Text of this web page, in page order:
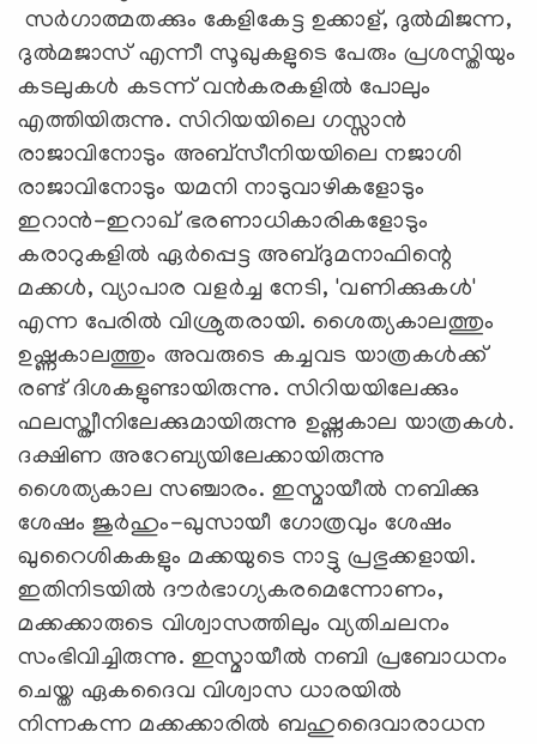
സർഗാത്മതക്കും കേളികേട്ട ഉക്കാള്, ദുല്‍മിജന്ന,
ദുല്‍മജാസ് എന്നീ സൂഖുകളുടെ പേരും പ്രശസ്തിയും
കടലുകള്‍ കടന്ന് വന്‍കരകളില്‍ പോലും
എത്തിയിരുന്നു. സിറിയയിലെ ഗസ്സാന്‍
രാജാവിനോടും അബ്‌സീനിയയിലെ നജാശി
രാജാവിനോടും യമനി നാടുവാഴികളോടും
ഇറാന്‍-ഇറാഖ് ഭരണാധികാരികളോടും
കരാറുകളില്‍ ഏര്‍പ്പെട്ട അബ്ദുമനാഫിന്റെ
മക്കള്‍, വ്യാപാര വളര്‍ച്ച നേടി, 'വണിക്കുകള്‍'
എന്ന പേരില്‍ വിശ്രുതരായി. ശൈത്യകാലത്തും
ഉഷ്ണകാലത്തും അവരുടെ കച്ചവട യാത്രകള്‍ക്ക്
രണ്ട് ദിശകളുണ്ടായിരുന്നു. സിറിയയിലേക്കും
ഫലസ്ത്വീനിലേക്കുമായിരുന്നു ഉഷ്ണകാല യാത്രകള്‍.
ദക്ഷിണ അറേബ്യയിലേക്കായിരുന്നു
ശൈത്യകാല സഞ്ചാരം. ഇസ്മായീൽ നബിക്കു
ശേഷം ജുർഹും-ഖുസായീ ഗോത്രവും ശേഷം
ഖുറൈശികകളും മക്കയുടെ നാട്ടു പ്രഭുക്കളായി.
ഇതിനിടയിൽ ദൗർഭാഗ്യകരമെന്നോണം,
മക്കക്കാരുടെ വിശ്വാസത്തിലും വ്യതിചലനം
സംഭിവിച്ചിരുന്നു. ഇസ്മായീൽ നബി പ്രബോധനം
ചെയ്ത ഏകദൈവ വിശ്വാസ ധാരയിൽ
നിന്നകന്ന മക്കക്കാരിൽ ബഹുദൈവാരാധന